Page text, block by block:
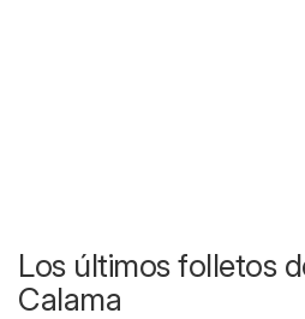
Los últimos folletos
Calama